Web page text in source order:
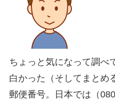
ちょっと気になって調べ
白かった（そしてまとめ
郵便番号。日本では（